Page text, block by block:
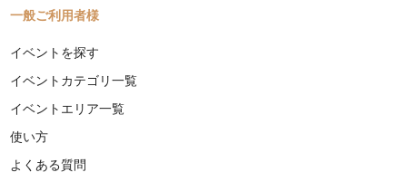
一般ご利用者様
イベントを探す
イベントカテゴリ一覧
イベントエリア一覧
使い方
よくある質問